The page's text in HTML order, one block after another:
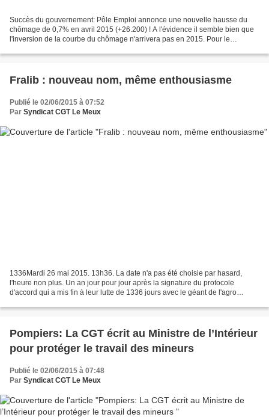
Succès du gouvernement: Pôle Emploi annonce une nouvelle hausse du
chômage de 0,7% en avril 2015 (+26.200) ! A l'évidence il semble bien que
l'inversion de la courbe du chômage n'arrivera pas en 2015. Pour le
Fralib : nouveau nom, même enthousiasme
Publié le 02/06/2015 à 07:52
Par Syndicat CGT Le Meux
1336Mardi 26 mai 2015. 13h36. La date n'a pas été choisie par hasard,
l'heure non plus. Un an jour pour jour après la signature du protocole
d'accord qui a mis fin à leur lutte de 1336 jours avec le géant de l'agro
Pompiers: La CGT écrit au Ministre de l’Intérieur
pour protéger le travail des mineurs
Publié le 02/06/2015 à 07:48
Par Syndicat CGT Le Meux